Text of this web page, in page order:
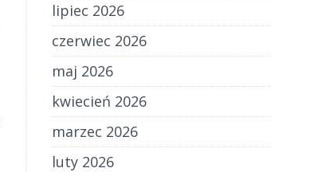
lipiec 2026
czerwiec 2026
maj 2026
kwiecień 2026
marzec 2026
luty 2026